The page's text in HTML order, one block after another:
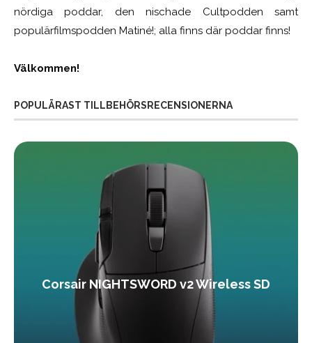
nördiga poddar, den nischade Cultpodden samt
populärfilmspodden Matiné!; alla finns där poddar finns!
Välkommen!
POPULÄRAST TILLBEHÖRSRECENSIONERNA
Corsair NIGHTSWORD v2 Wireless SD